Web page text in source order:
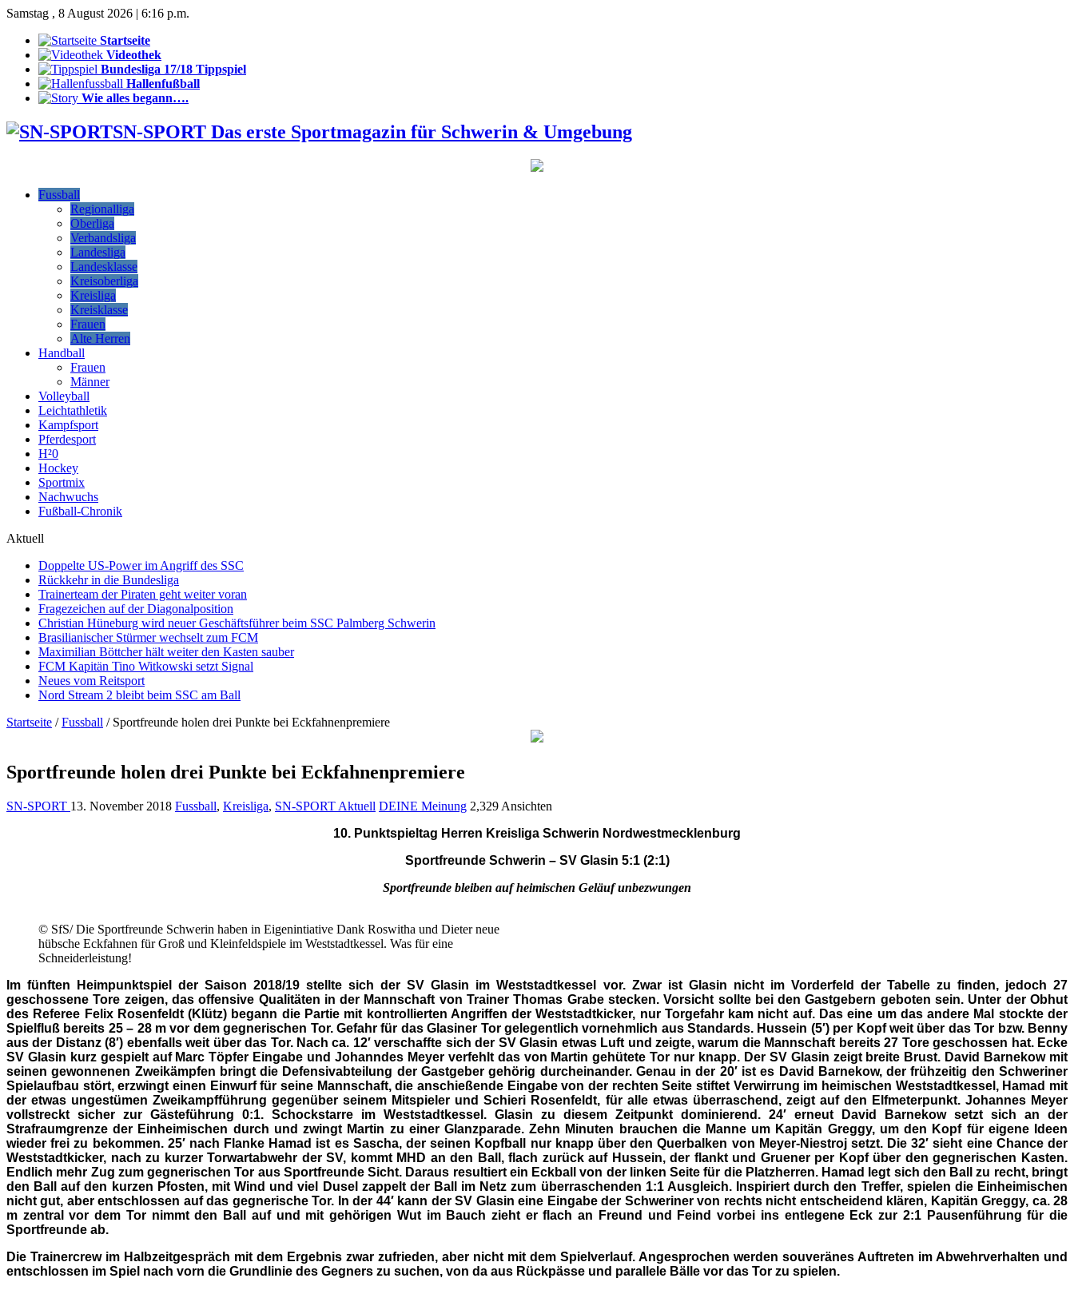
Samstag , 8 August 2026 | 6:16 p.m.
Startseite
Videothek
Bundesliga 17/18 Tippspiel
Hallenfußball
Wie alles begann….
SN-SPORT Das erste Sportmagazin für Schwerin & Umgebung
Fussball
Regionalliga
Oberliga
Verbandsliga
Landesliga
Landesklasse
Kreisoberliga
Kreisliga
Kreisklasse
Frauen
Alte Herren
Handball
Frauen
Männer
Volleyball
Leichtathletik
Kampfsport
Pferdesport
H²0
Hockey
Sportmix
Nachwuchs
Fußball-Chronik
Aktuell
Doppelte US-Power im Angriff des SSC
Rückkehr in die Bundesliga
Trainerteam der Piraten geht weiter voran
Fragezeichen auf der Diagonalposition
Christian Hüneburg wird neuer Geschäftsführer beim SSC Palmberg Schwerin
Brasilianischer Stürmer wechselt zum FCM
Maximilian Böttcher hält weiter den Kasten sauber
FCM Kapitän Tino Witkowski setzt Signal
Neues vom Reitsport
Nord Stream 2 bleibt beim SSC am Ball
Startseite / Fussball / Sportfreunde holen drei Punkte bei Eckfahnenpremiere
Sportfreunde holen drei Punkte bei Eckfahnenpremiere
SN-SPORT 13. November 2018 Fussball, Kreisliga, SN-SPORT Aktuell DEINE Meinung 2,329 Ansichten
10. Punktspieltag Herren Kreisliga Schwerin Nordwestmecklenburg
Sportfreunde Schwerin – SV Glasin 5:1 (2:1)
Sportfreunde bleiben auf heimischen Geläuf unbezwungen
© SfS/ Die Sportfreunde Schwerin haben in Eigenintiative Dank Roswitha und Dieter neue
hübsche Eckfahnen für Groß und Kleinfeldspiele im Weststadtkessel. Was für eine
Schneiderleistung!
Im fünften Heimpunktspiel der Saison 2018/19 stellte sich der SV Glasin im Weststadtkessel vor. Zwar ist Glasin nicht im Vorderfeld der Tabelle zu finden, jedoch 27
geschossene Tore zeigen, das offensive Qualitäten in der Mannschaft von Trainer Thomas Grabe stecken. Vorsicht sollte bei den Gastgebern geboten sein. Unter der Obhut
des Referee Felix Rosenfeldt (Klütz) begann die Partie mit kontrollierten Angriffen der Weststadtkicker, nur Torgefahr kam nicht auf. Das eine um das andere Mal stockte der
Spielfluß bereits 25 – 28 m vor dem gegnerischen Tor. Gefahr für das Glasiner Tor gelegentlich vornehmlich aus Standards. Hussein (5′) per Kopf weit über das Tor bzw. Benny
aus der Distanz (8′) ebenfalls weit über das Tor. Nach ca. 12′ verschaffte sich der SV Glasin etwas Luft und zeigte, warum die Mannschaft bereits 27 Tore geschossen hat. Ecke
SV Glasin kurz gespielt auf Marc Töpfer Eingabe und Johanndes Meyer verfehlt das von Martin gehütete Tor nur knapp. Der SV Glasin zeigt breite Brust. David Barnekow mit
seinen gewonnenen Zweikämpfen bringt die Defensivabteilung der Gastgeber gehörig durcheinander. Genau in der 20′ ist es David Barnekow, der frühzeitig den Schweriner
Spielaufbau stört, erzwingt einen Einwurf für seine Mannschaft, die anschießende Eingabe von der rechten Seite stiftet Verwirrung im heimischen Weststadtkessel, Hamad mit
der etwas ungestümen Zweikampfführung gegenüber seinem Mitspieler und Schieri Rosenfeldt, für alle etwas überraschend, zeigt auf den Elfmeterpunkt. Johannes Meyer
vollstreckt sicher zur Gästeführung 0:1. Schockstarre im Weststadtkessel. Glasin zu diesem Zeitpunkt dominierend. 24′ erneut David Barnekow setzt sich an der
Strafraumgrenze der Einheimischen durch und zwingt Martin zu einer Glanzparade. Zehn Minuten brauchen die Manne um Kapitän Greggy, um den Kopf für eigene Ideen
wieder frei zu bekommen. 25′ nach Flanke Hamad ist es Sascha, der seinen Kopfball nur knapp über den Querbalken von Meyer-Niestroj setzt. Die 32′ sieht eine Chance der
Weststadtkicker, nach zu kurzer Torwartabwehr der SV, kommt MHD an den Ball, flach zurück auf Hussein, der flankt und Gruener per Kopf über den gegnerischen Kasten.
Endlich mehr Zug zum gegnerischen Tor aus Sportfreunde Sicht. Daraus resultiert ein Eckball von der linken Seite für die Platzherren. Hamad legt sich den Ball zu recht, bringt
den Ball auf den kurzen Pfosten, mit Wind und viel Dusel zappelt der Ball im Netz zum überraschenden 1:1 Ausgleich. Inspiriert durch den Treffer, spielen die Einheimischen
nicht gut, aber entschlossen auf das gegnerische Tor. In der 44′ kann der SV Glasin eine Eingabe der Schweriner von rechts nicht entscheidend klären, Kapitän Greggy, ca. 28
m zentral vor dem Tor nimmt den Ball auf und mit gehörigen Wut im Bauch zieht er flach an Freund und Feind vorbei ins entlegene Eck zur 2:1 Pausenführung für die
Sportfreunde ab.
Die Trainercrew im Halbzeitgespräch mit dem Ergebnis zwar zufrieden, aber nicht mit dem Spielverlauf. Angesprochen werden souveränes Auftreten im Abwehrverhalten und
entschlossen im Spiel nach vorn die Grundlinie des Gegners zu suchen, von da aus Rückpässe und parallele Bälle vor das Tor zu spielen.